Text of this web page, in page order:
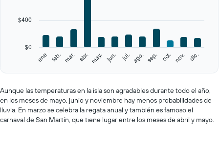
categories.
values.
Range:
0
to
ene feb. mar. abr. may. jun. jul. ago. sep. oct. nov. dic.
$0
$400
interactive
Aunque las temperaturas en la isla son agradables durante todo el año,
en los meses de mayo, junio y noviembre hay menos probabilidades de
lluvia. En marzo se celebra la regata anual y también es famoso el
carnaval de San Martín, que tiene lugar entre los meses de abril y mayo.